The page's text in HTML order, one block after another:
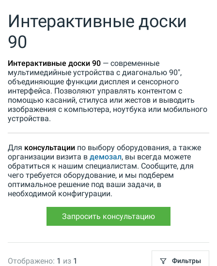
Интерактивные доски
90
Интерактивные доски 90 — современные
мультимедийные устройства с диагональю 90",
объединяющие функции дисплея и сенсорного
интерфейса. Позволяют управлять контентом с
помощью касаний, стилуса или жестов и выводить
изображения с компьютера, ноутбука или мобильного
устройства.
Для консультации по выбору оборудования, а также
организации визита в демозал, вы всегда можете
обратиться к нашим специалистам. Сообщите, для
чего требуется оборудование, и мы подберем
оптимальное решение под ваши задачи, в
необходимой конфигурации.
Запросить консультацию
Отображено: 1 из 1 Фильтры